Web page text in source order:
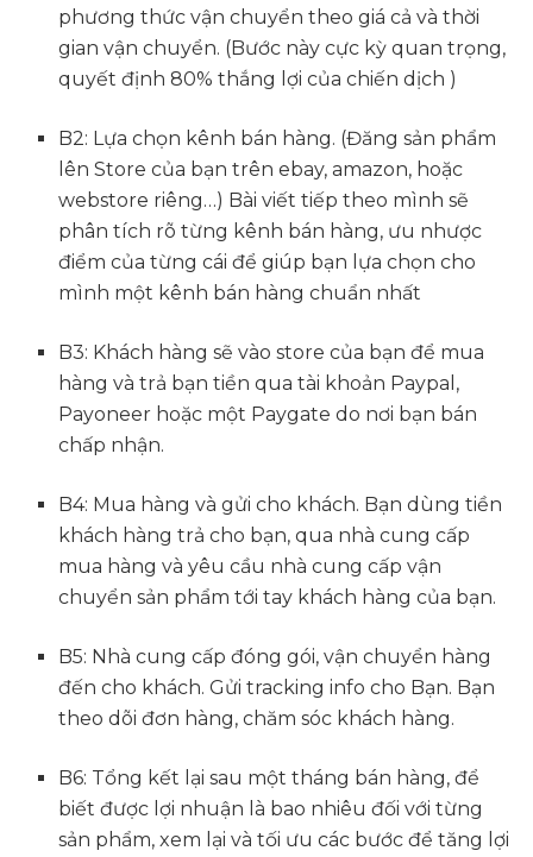
phương thức vận chuyển theo giá cả và thời
gian vận chuyển. (Bước này cực kỳ quan trọng,
quyết định 80% thắng lợi của chiến dịch )
B2: Lựa chọn kênh bán hàng. (Đăng sản phẩm
lên Store của bạn trên ebay, amazon, hoặc
webstore riêng…) Bài viết tiếp theo mình sẽ
phân tích rõ từng kênh bán hàng, ưu nhược
điểm của từng cái để giúp bạn lựa chọn cho
mình một kênh bán hàng chuẩn nhất
B3: Khách hàng sẽ vào store của bạn để mua
hàng và trả bạn tiền qua tài khoản Paypal,
Payoneer hoặc một Paygate do nơi bạn bán
chấp nhận.
B4: Mua hàng và gửi cho khách. Bạn dùng tiền
khách hàng trả cho bạn, qua nhà cung cấp
mua hàng và yêu cầu nhà cung cấp vận
chuyển sản phẩm tới tay khách hàng của bạn.
B5: Nhà cung cấp đóng gói, vận chuyển hàng
đến cho khách. Gửi tracking info cho Bạn. Bạn
theo dõi đơn hàng, chăm sóc khách hàng.
B6: Tổng kết lại sau một tháng bán hàng, để
biết được lợi nhuận là bao nhiêu đối với từng
sản phẩm, xem lại và tối ưu các bước để tăng lợi